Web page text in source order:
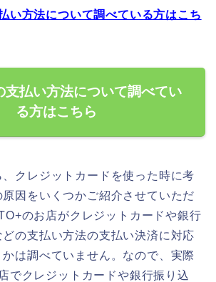
い方法について調べている方はこち
支払い方法について調べてい
る方はこちら
クレジットカードを使った時に考
原因をいくつかご紹介させていただ
のお店がクレジットカードや銀行
の支払い方法の支払い決済に対応
は調べていません。なので、実際
でクレジットカードや銀行振り込